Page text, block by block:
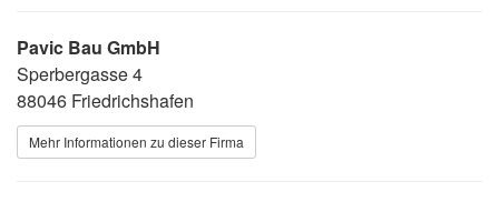
Pavic Bau GmbH
Sperbergasse 4
88046 Friedrichshafen
Mehr Informationen zu dieser Firma